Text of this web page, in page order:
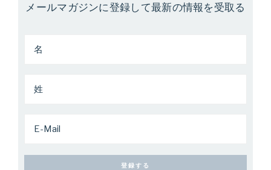
メールマガジンに登録して最新の情報を受取る